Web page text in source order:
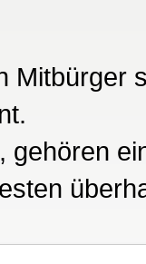
Mitbürger
gehören